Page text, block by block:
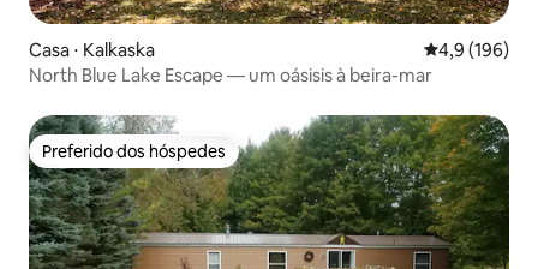
Casa ⋅ Kalkaska 4,9 de uma
4,9 (196)
North Blue Lake Escape — um oásisis à beira-mar
Preferido dos hóspedes
Preferido dos hóspedes